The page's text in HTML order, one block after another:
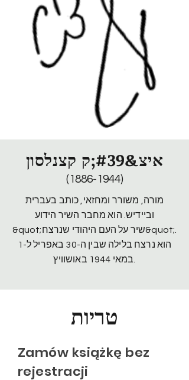
איצ&#39;ק קצנלסון
(1886-1944)
מורה, משורר ומחזאי, כותב בעברית
וביידיש. הוא מחבר השיר הידוע
&quot;שיר על העם היהודי שנרצח&quot;.
הוא נרצח בלילה שבין ה-30 באפריל ל-1
טריות
Zamów książkę bez
rejestracji